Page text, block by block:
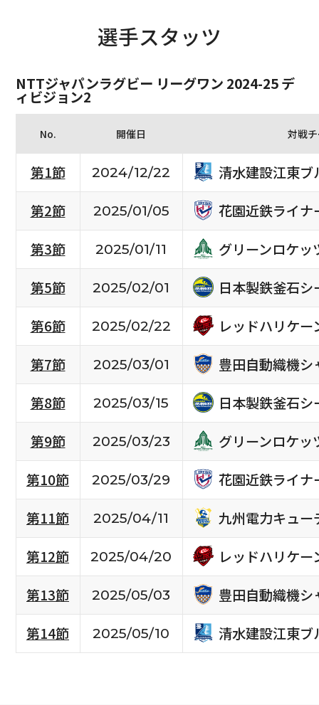
選手スタッツ
NTTジャパンラグビー リーグワン 2024-25 デ
ィビジョン2
No. 開催日 対戦
第1節 2024/12/22
清水建設江東ブ
第2節
2025/01/05
花園近鉄ライナ
第3節
2025/01/11
グリーンロケッ
第5節
2025/02/01
日本製鉄釜石
第6節
2025/02/22
レッドハリケー
第7節
2025/03/01
豊田自動織機シ
第8節
2025/03/15
日本製鉄釜石
第9節
2025/03/23
グリーンロケッ
第10節
2025/03/29
花園近鉄ライナ
第11節
2025/04/11
九州電力キュー
第12節
2025/04/20
レッドハリケー
第13節
2025/05/03
豊田自動織機シ
第14節
2025/05/10 清水建設江東ブ